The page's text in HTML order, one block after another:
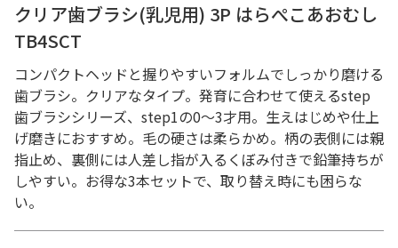
クリア歯ブラシ(乳児用) 3P はらぺこあおむし
TB4SCT
コンパクトヘッドと握りやすいフォルムでしっかり磨ける
歯ブラシ。クリアなタイプ。発育に合わせて使えるstep
歯ブラシシリーズ、step1の0～3才用。生えはじめや仕上
げ磨きにおすすめ。毛の硬さは柔らかめ。柄の表側には親
指止め、裏側には人差し指が入るくぼみ付きで鉛筆持ちが
しやすい。お得な3本セットで、取り替え時にも困らな
い。